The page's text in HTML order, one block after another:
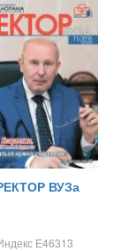
ВУЗа
Е46313